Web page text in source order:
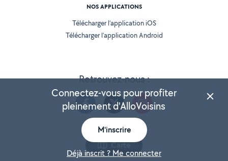
Carte
Retrouvez-nous :
NOS APPLICATIONS
Télécharger l’application iOS
Télécharger l’application Android
Connectez-vous pour profiter
pleinement d'AlloVoisins
M'inscrire
Déjà inscrit ? Me connecter